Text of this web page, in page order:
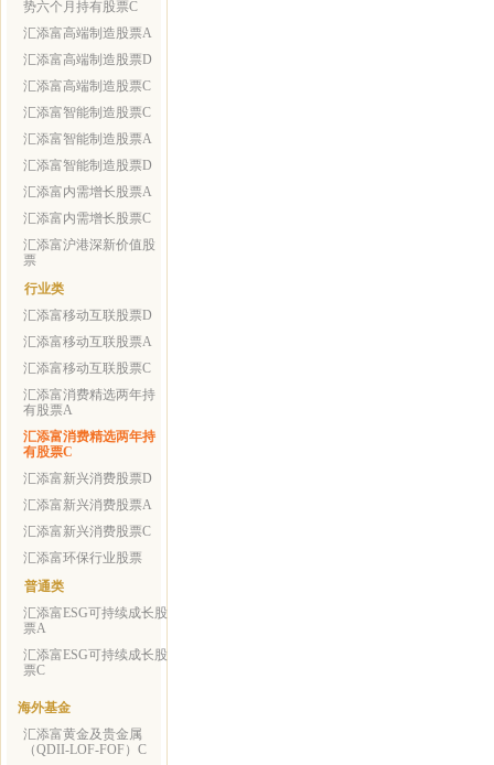
势六个月持有股票C
汇添富高端制造股票A
汇添富高端制造股票D
汇添富高端制造股票C
汇添富智能制造股票C
汇添富智能制造股票A
汇添富智能制造股票D
汇添富内需增长股票A
汇添富内需增长股票C
汇添富沪港深新价值股
票
行业类
汇添富移动互联股票D
汇添富移动互联股票A
汇添富移动互联股票C
汇添富消费精选两年持
有股票A
汇添富消费精选两年持
有股票C
汇添富新兴消费股票D
汇添富新兴消费股票A
汇添富新兴消费股票C
汇添富环保行业股票
普通类
汇添富ESG可持续成长股
票A
汇添富ESG可持续成长股
票C
海外基金
汇添富黄金及贵金属
（QDII-LOF-FOF）C